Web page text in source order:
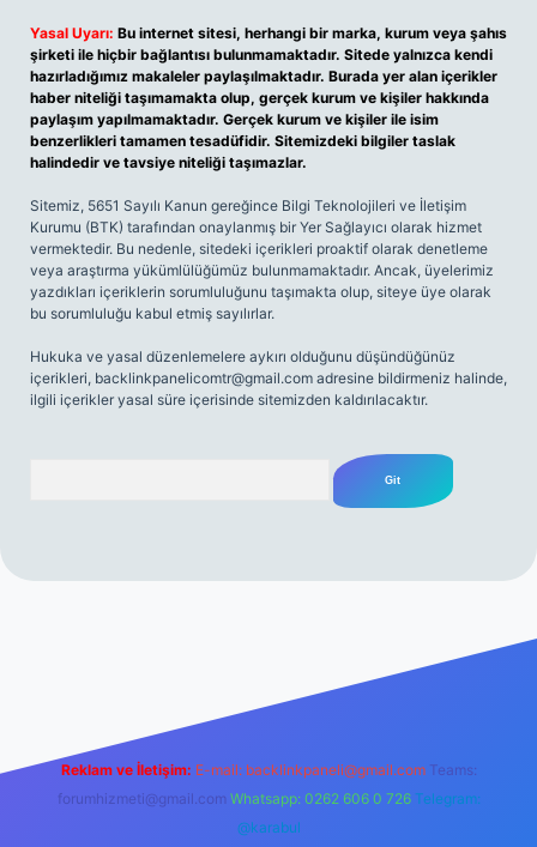
Yasal Uyarı: Bu internet sitesi, herhangi bir marka, kurum veya şahıs
şirketi ile hiçbir bağlantısı bulunmamaktadır. Sitede yalnızca kendi
hazırladığımız makaleler paylaşılmaktadır. Burada yer alan içerikler
haber niteliği taşımamakta olup, gerçek kurum ve kişiler hakkında
paylaşım yapılmamaktadır. Gerçek kurum ve kişiler ile isim
benzerlikleri tamamen tesadüfidir. Sitemizdeki bilgiler taslak
halindedir ve tavsiye niteliği taşımazlar.
Sitemiz, 5651 Sayılı Kanun gereğince Bilgi Teknolojileri ve İletişim
Kurumu (BTK) tarafından onaylanmış bir Yer Sağlayıcı olarak hizmet
vermektedir. Bu nedenle, sitedeki içerikleri proaktif olarak denetleme
veya araştırma yükümlülüğümüz bulunmamaktadır. Ancak, üyelerimiz
yazdıkları içeriklerin sorumluluğunu taşımakta olup, siteye üye olarak
bu sorumluluğu kabul etmiş sayılırlar.
Hukuka ve yasal düzenlemelere aykırı olduğunu düşündüğünüz
içerikleri, backlinkpanelicomtr@gmail.com adresine bildirmeniz halinde,
ilgili içerikler yasal süre içerisinde sitemizden kaldırılacaktır.
Reklam ve İletişim: E-mail: backlinkpaneli@gmail.com Teams:
forumhizmeti@gmail.com Whatsapp: 0262 606 0 726 Telegram:
@karabul